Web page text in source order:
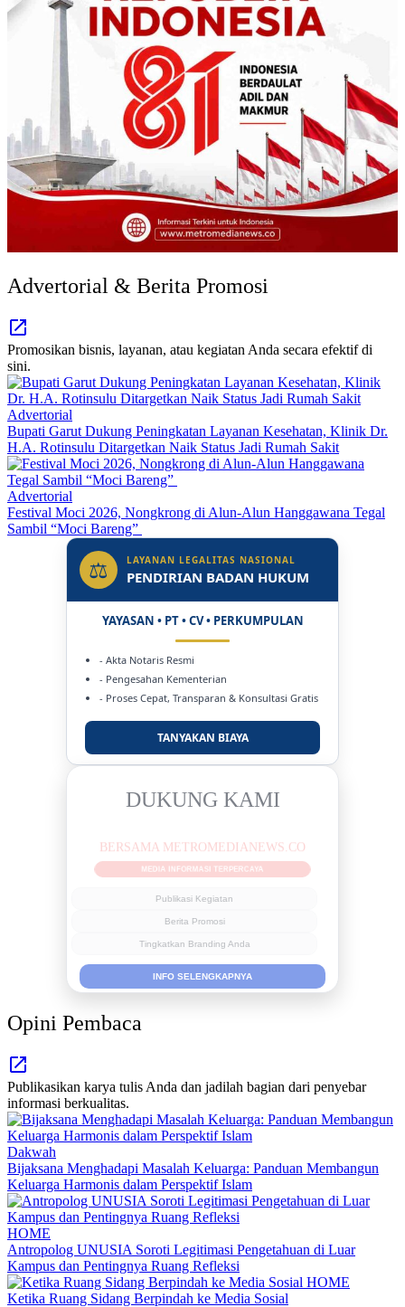
Advertorial & Berita Promosi
Promosikan bisnis, layanan, atau kegiatan Anda secara efektif di
sini.
Advertorial
Bupati Garut Dukung Peningkatan Layanan Kesehatan, Klinik Dr.
H.A. Rotinsulu Ditargetkan Naik Status Jadi Rumah Sakit
Advertorial
Festival Moci 2026, Nongkrong di Alun-Alun Hanggawana Tegal
Sambil “Moci Bareng”
⚖ LAYANAN LEGALITAS NASIONAL
PENDIRIAN BADAN HUKUM
YAYASAN • PT • CV • PERKUMPULAN
- Akta Notaris Resmi
- Pengesahan Kementerian
- Proses Cepat, Transparan & Konsultasi Gratis
TANYAKAN BIAYA
DUKUNG KAMI
MEDIA INFORMASI TERPERCAYA
Publikasi Kegiatan
Berita Promosi
Tingkatkan Branding Anda
INFO SELENGKAPNYA
Opini Pembaca
Publikasikan karya tulis Anda dan jadilah bagian dari penyebar
informasi berkualitas.
Dakwah
Bijaksana Menghadapi Masalah Keluarga: Panduan Membangun
Keluarga Harmonis dalam Perspektif Islam
HOME
Antropolog UNUSIA Soroti Legitimasi Pengetahuan di Luar
Kampus dan Pentingnya Ruang Refleksi
HOME
Ketika Ruang Sidang Berpindah ke Media Sosial